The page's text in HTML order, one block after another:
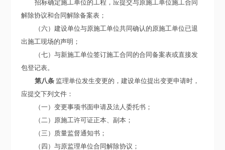
招标确定施工单位的工程，应提交与原施工单位施工合同
解除协议和合同解除备案表；
（六）建设单位与原施工单位共同确认的原施工单位已退
出施工现场的声明；
（七）与新施工单位签订施工合同的合同备案表或直接发
包登记表。
第八条 监理单位发生变更的，建设单位提出变更申请时，
应提交下列文件：
（一）变更事项书面申请及法人委托书；
（二）原施工许可证正本、副本；
（三）质量监督通知书；
（四）与原监理单位合同解除协议；